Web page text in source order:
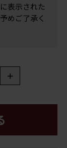
表示された
めご了承く
＋